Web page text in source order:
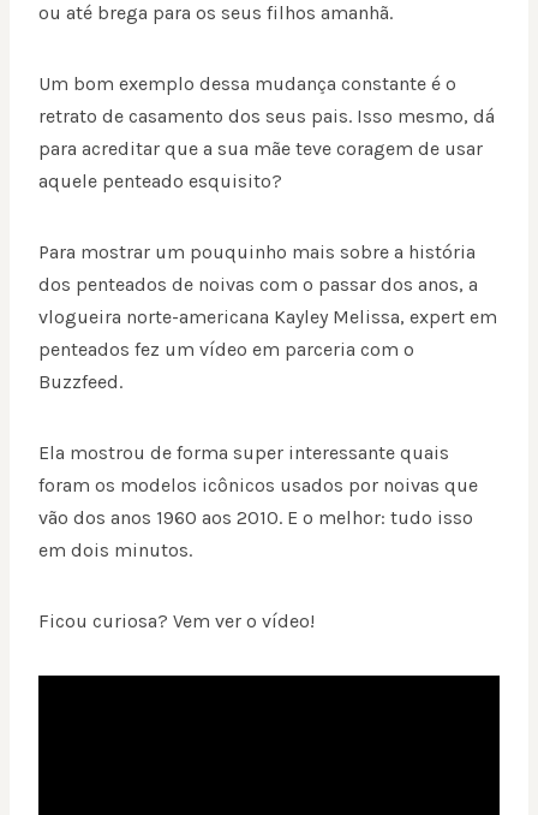
ou até brega para os seus filhos amanhã.
Um bom exemplo dessa mudança constante é o
retrato de casamento dos seus pais. Isso mesmo, dá
para acreditar que a sua mãe teve coragem de usar
aquele penteado esquisito?
Para mostrar um pouquinho mais sobre a história
dos penteados de noivas com o passar dos anos, a
vlogueira norte-americana Kayley Melissa, expert em
penteados fez um vídeo em parceria com o
Buzzfeed.
Ela mostrou de forma super interessante quais
foram os modelos icônicos usados por noivas que
vão dos anos 1960 aos 2010. E o melhor: tudo isso
em dois minutos.
Ficou curiosa? Vem ver o vídeo!